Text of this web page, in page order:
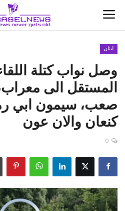
الأخبار
كتّابنا
السعودية
اقتصاد
علوم وتكنولوجيا
رياضة
لبنان
وصل نواب كتلة
المستقل الى
صعب، سيمون ابي
كنعان والان عون
0